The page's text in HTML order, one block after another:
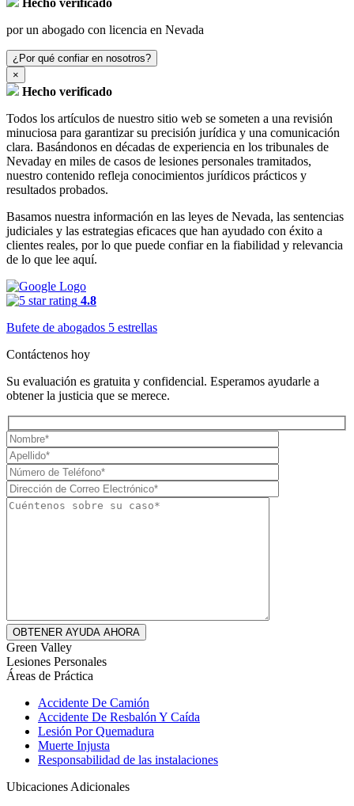
por un abogado con licencia en Nevada
¿Por qué confiar en nosotros?
×
Hecho verificado
Todos los artículos de nuestro sitio web se someten a una revisión
minuciosa para garantizar su precisión jurídica y una comunicación
clara. Basándonos en décadas de experiencia en los tribunales de
Nevaday en miles de casos de lesiones personales tramitados,
nuestro contenido refleja conocimientos jurídicos prácticos y
resultados probados.
Basamos nuestra información en las leyes de Nevada, las sentencias
judiciales y las estrategias eficaces que han ayudado con éxito a
clientes reales, por lo que puede confiar en la fiabilidad y relevancia
de lo que lee aquí.
4.8
Bufete de abogados 5 estrellas
Contáctenos hoy
Su evaluación es gratuita y confidencial. Esperamos ayudarle a
obtener la justicia que se merece.
Green Valley
Lesiones Personales
Áreas de Práctica
Accidente De Camión
Accidente De Resbalón Y Caída
Lesión Por Quemadura
Muerte Injusta
Responsabilidad de las instalaciones
Ubicaciones Adicionales